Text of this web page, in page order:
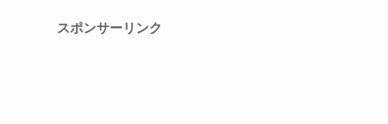
スポンサーリンク